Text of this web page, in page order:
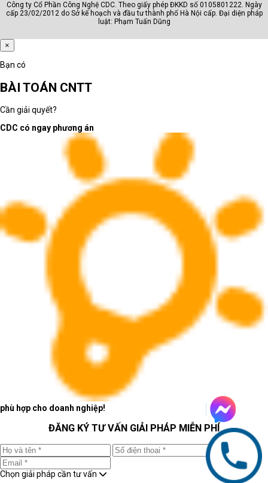
Công ty Cổ Phần Công Nghệ CDC. Theo giấy phép ĐKKD số 0105801222. Ngày
cấp 23/02/2012 do Sở kế hoạch và đầu tư thành phố Hà Nội cấp. Đại diện pháp
luật: Phạm Tuấn Dũng
×
Bạn có
BÀI TOÁN CNTT
Cần giải quyết?
CDC có ngay phương án
phù hợp cho doanh nghiệp!
ĐĂNG KÝ TƯ VẤN GIẢI PHÁP MIỄN PHÍ
Chọn giải pháp cần tư vấn